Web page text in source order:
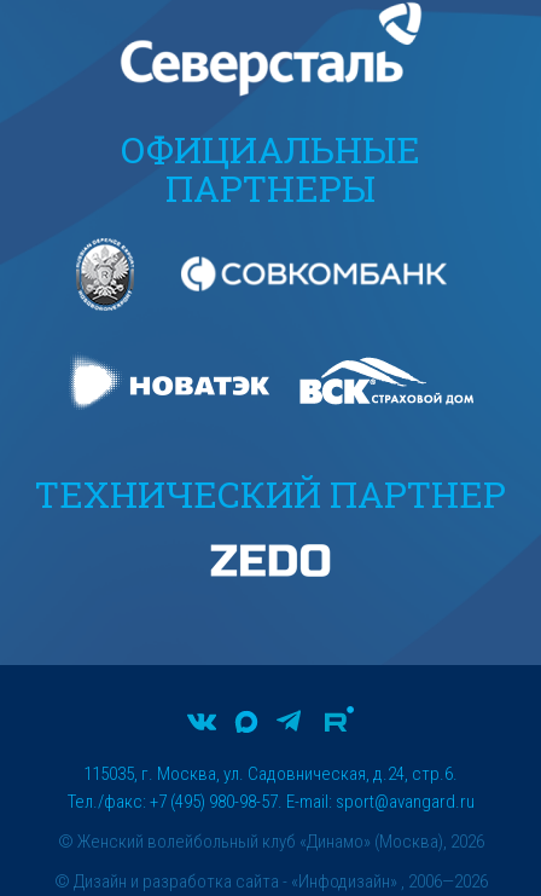
ОФИЦИАЛЬНЫЕ
ПАРТНЕРЫ
ТЕХНИЧЕСКИЙ ПАРТНЕР
© Женский волейбольный клуб «Динамо» (Москва), 2026
115035, г. Москва, ул. Садовническая, д.24, стр.6.
Тел./факс: +7 (495) 980-98-57. E-mail: sport@avangard.ru
© Дизайн и разработка сайта - «Инфодизайн» , 2006—2026